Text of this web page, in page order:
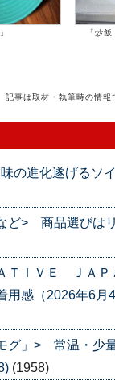
「炒
記事は取材・執筆時の情報
の進化遂げるソ
ど> 商品選びは
ＴＩＶＥ ＪＡＰ
感（2026年6月
グ」> 常温・少
(1958)